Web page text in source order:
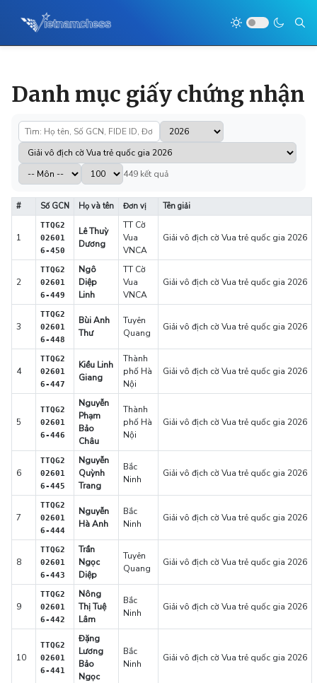
Danh mục giấy chứng nhận
449 kết quả
# Số GCN Họ và tên Đơn vị Tên giải
1
TTQG2
02601
6-450
Lê Thuỳ
Dương
TT Cờ
Vua
VNCA
Giải vô địch cờ Vua trẻ quốc gia 2026
2
TTQG2
02601
6-449
Ngô
Diệp
Linh
TT Cờ
Vua
VNCA
Giải vô địch cờ Vua trẻ quốc gia 2026
3
TTQG2
02601
6-448
Bùi Anh
Thư
Tuyên
Quang
Giải vô địch cờ Vua trẻ quốc gia 2026
4
TTQG2
02601
6-447
Kiều Linh
Giang
Thành
phố Hà
Nội
Giải vô địch cờ Vua trẻ quốc gia 2026
5
TTQG2
02601
6-446
Nguyễn
Phạm
Bảo
Châu
Thành
phố Hà
Nội
Giải vô địch cờ Vua trẻ quốc gia 2026
6
TTQG2
02601
6-445
Nguyễn
Quỳnh
Trang
Bắc
Ninh
Giải vô địch cờ Vua trẻ quốc gia 2026
7
TTQG2
02601
6-444
Nguyễn
Hà Anh
Bắc
Ninh
Giải vô địch cờ Vua trẻ quốc gia 2026
8
TTQG2
02601
6-443
Trần
Ngọc
Diệp
Tuyên
Quang
Giải vô địch cờ Vua trẻ quốc gia 2026
9
TTQG2
02601
6-442
Nông
Thị Tuệ
Lâm
Bắc
Ninh
Giải vô địch cờ Vua trẻ quốc gia 2026
10
TTQG2
02601
6-441
Đặng
Lương
Bảo
Ngọc
Bắc
Ninh
Giải vô địch cờ Vua trẻ quốc gia 2026